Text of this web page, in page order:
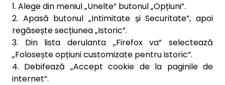
1. Alege din meniul „Unelte” butonul „Opțiuni”.
2. Apasă butonul „Intimitate și Securitate”, apoi
regăsește secțiunea „Istoric”.
3. Din lista derulanta „Firefox va” selectează
„Folosește opțiuni customizate pentru istoric”.
4. Debifează „Accept cookie de la paginile de
internet”.